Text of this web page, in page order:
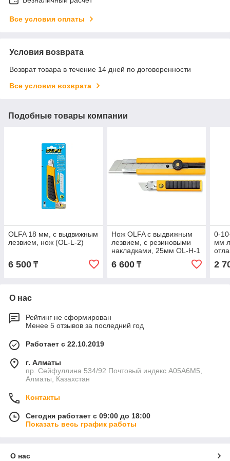
Все условия оплаты
Условия возврата
Возврат товара в течение 14 дней по договоренности
Все условия возврата
Подобные товары компании
OLFA 18 мм, с выдвижным
лезвием, нож (OL-L-2)
6 500 ₸
Нож OLFA с выдвижным
лезвием, с резиновыми
накладками, 25мм OL-H-1
6 600₸
0-
мм
2
О нас
Рейтинг не сформирован
Менее 5 отзывов за последний год
Работает с 22.10.2019
г. Алматы
пр. Сейфуллина 534/92 Почтовый индекс A05A6M5,
Алматы, Казахстан
Контакты
Сегодня работает с 09:00 до 18:00
Показать весь график работы
О нас